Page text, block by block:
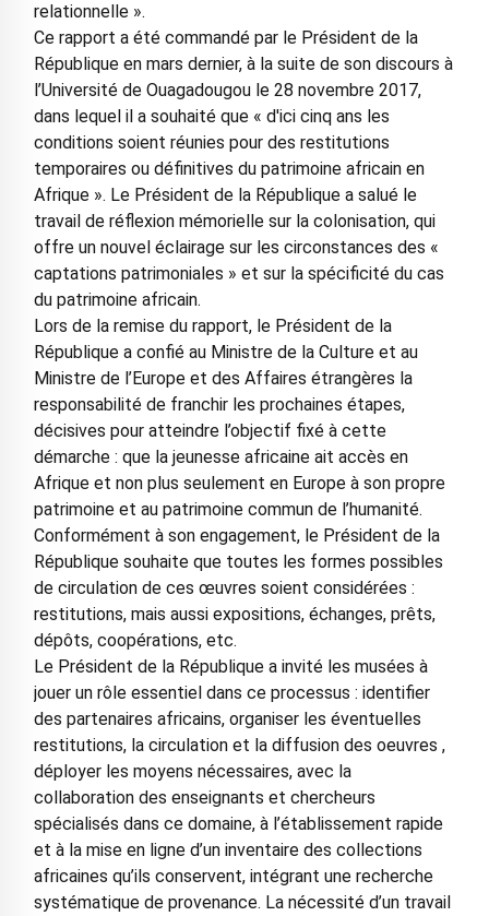
relationnelle ».
Ce rapport a été commandé par le Président de la
République en mars dernier, à la suite de son discours à
l’Université de Ouagadougou le 28 novembre 2017,
dans lequel il a souhaité que « d'ici cinq ans les
conditions soient réunies pour des restitutions
temporaires ou définitives du patrimoine africain en
Afrique ». Le Président de la République a salué le
travail de réflexion mémorielle sur la colonisation, qui
offre un nouvel éclairage sur les circonstances des «
captations patrimoniales » et sur la spécificité du cas
du patrimoine africain.
Lors de la remise du rapport, le Président de la
République a confié au Ministre de la Culture et au
Ministre de l’Europe et des Affaires étrangères la
responsabilité de franchir les prochaines étapes,
décisives pour atteindre l’objectif fixé à cette
démarche : que la jeunesse africaine ait accès en
Afrique et non plus seulement en Europe à son propre
patrimoine et au patrimoine commun de l’humanité.
Conformément à son engagement, le Président de la
République souhaite que toutes les formes possibles
de circulation de ces œuvres soient considérées :
restitutions, mais aussi expositions, échanges, prêts,
dépôts, coopérations, etc.
Le Président de la République a invité les musées à
jouer un rôle essentiel dans ce processus : identifier
des partenaires africains, organiser les éventuelles
restitutions, la circulation et la diffusion des oeuvres ,
déployer les moyens nécessaires, avec la
collaboration des enseignants et chercheurs
spécialisés dans ce domaine, à l’établissement rapide
et à la mise en ligne d’un inventaire des collections
africaines qu’ils conservent, intégrant une recherche
systématique de provenance. La nécessité d’un travail